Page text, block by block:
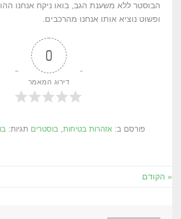
הבוסטר ללא משענת הגב, בואו ניקח אנחנו
ופשוט נוציא אותו אנחנו מהרכבים.
0
דירוג המאמר
פורסם ב: אזהרות בטיחות, בוסטרים תגיות:
« הקודם